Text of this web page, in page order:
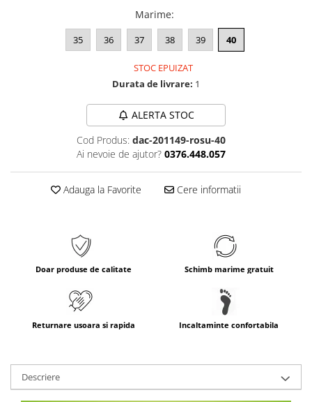
Marime:
35 36 37 38 39 40
STOC EPUIZAT
Durata de livrare: 1
ALERTA STOC
Cod Produs: dac-201149-rosu-40
Ai nevoie de ajutor? 0376.448.057
Adauga la Favorite Cere informatii
Doar produse de calitate Schimb marime gratuit
Returnare usoara si rapida Incaltaminte confortabila
Descriere